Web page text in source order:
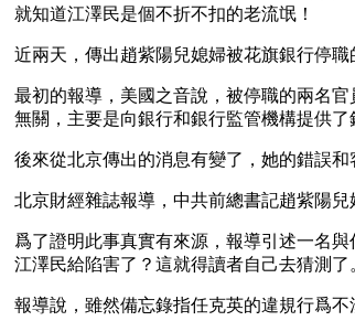
就知道江澤民是個不折不扣的老流氓！
近兩天，傳出趙紫陽兒媳婦被花旗銀行停
最初的報導，美國之音說，被停職的兩名
無關，主要是向銀行和銀行監管機構提供了
後來從北京傳出的消息有變了，她的錯誤和
北京財經雜誌報導，中共前總書記趙紫陽
爲了證明此事真實有來源，報導引述一名
江澤民給陷害了？這就得讀者自己去猜測了
報導說，雖然備忘錄指任克英的違規行爲